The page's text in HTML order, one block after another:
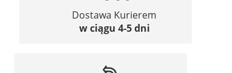
Dostawa Kurierem
w ciągu 4-5 dni